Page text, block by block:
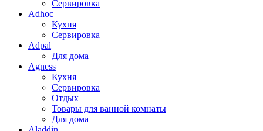
Сервировка
Adhoc
Кухня
Сервировка
Adpal
Для дома
Agness
Кухня
Сервировка
Отдых
Товары для ванной комнаты
Для дома